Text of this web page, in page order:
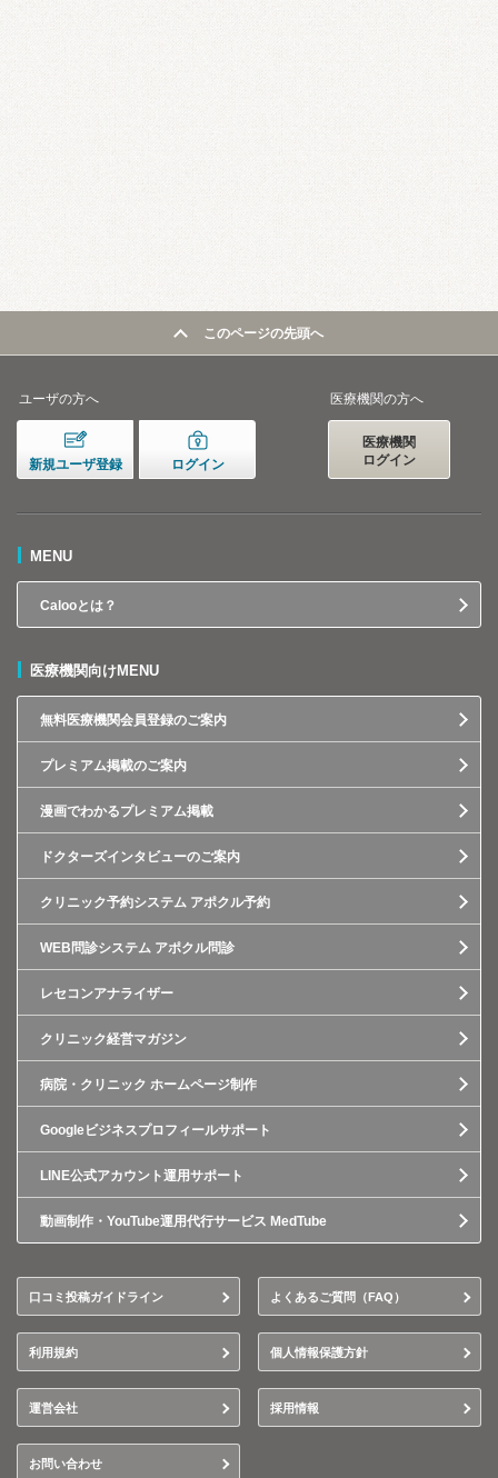
このページの先頭へ
ユーザの方へ
新規ユーザ登録 ログイン
医療機関の方へ
医療機関
ログイン
MENU
Calooとは？
医療機関向けMENU
無料医療機関会員登録のご案内
プレミアム掲載のご案内
漫画でわかるプレミアム掲載
ドクターズインタビューのご案内
クリニック予約システム アポクル予約
WEB問診システム アポクル問診
レセコンアナライザー
クリニック経営マガジン
病院・クリニック ホームページ制作
Googleビジネスプロフィールサポート
LINE公式アカウント運用サポート
動画制作・YouTube運用代行サービス MedTube
口コミ投稿ガイドライン よくあるご質問（FAQ）
利用規約 個人情報保護方針
運営会社 採用情報
お問い合わせ